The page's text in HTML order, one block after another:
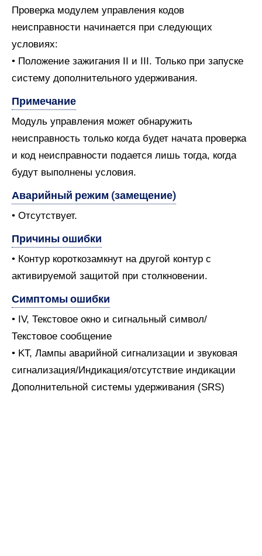
Проверка модулем управления кодов
неисправности начинается при следующих
условиях:
• Положение зажигания II и III. Только при запуске
систему дополнительного удерживания.
Примечание
Модуль управления может обнаружить
неисправность только когда будет начата проверка
и код неисправности подается лишь тогда, когда
будут выполнены условия.
Аварийный режим (замещение)
• Отсутствует.
Причины ошибки
• Контур короткозамкнут на другой контур с
активируемой защитой при столкновении.
Симптомы ошибки
• IV, Текстовое окно и сигнальный символ/
Текстовое сообщение
• KT, Лампы аварийной сигнализации и звуковая
сигнализация/Индикация/отсутствие индикации
Дополнительной системы удерживания (SRS)